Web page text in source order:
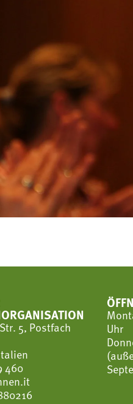
5, Postfach
460
Uhr